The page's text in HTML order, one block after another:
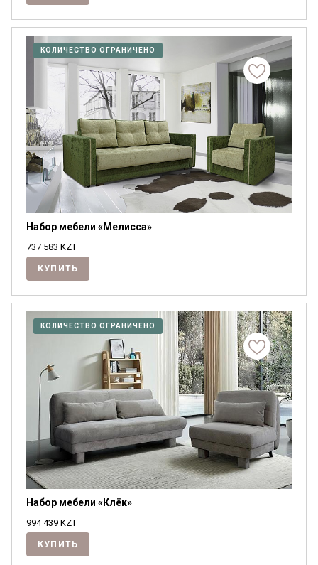
КОЛИЧЕСТВО ОГРАНИЧЕНО
Набор мебели «Мелисса»
737 583 KZT
КУПИТЬ
КОЛИЧЕСТВО ОГРАНИЧЕНО
Набор мебели «Клёк»
994 439 KZT
КУПИТЬ